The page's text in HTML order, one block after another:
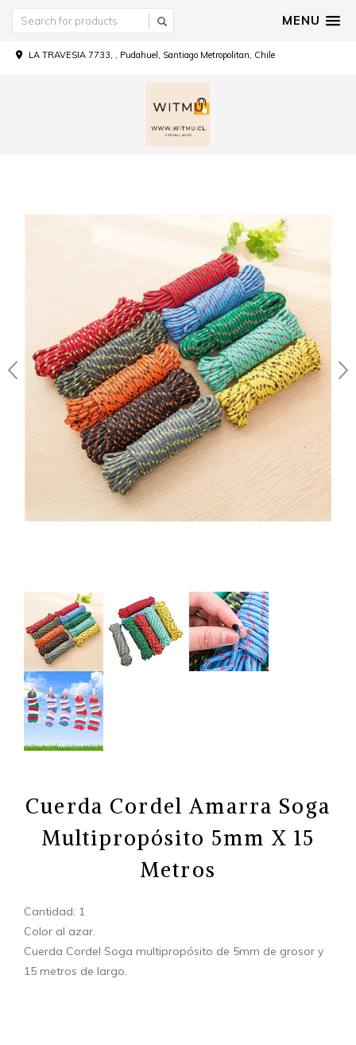
MENU
LA TRAVESIA 7733, , Pudahuel, Santiago Metropolitan, Chile
Cuerda Cordel Amarra Soga
Multipropósito 5mm X 15
Metros
Cantidad: 1
Color al azar.
Cuerda Cordel Soga multipropósito de 5mm de grosor y
15 metros de largo.